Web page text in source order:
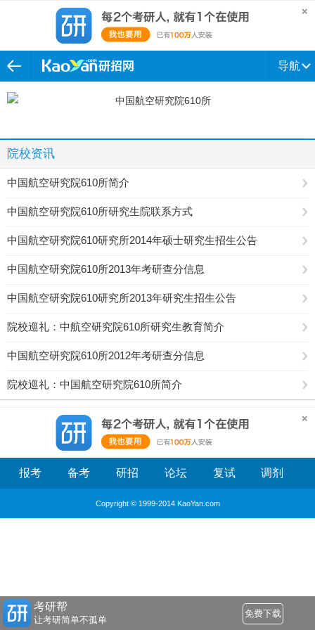
导航
院校资讯
中国航空研究院610所简介
中国航空研究院610所研究生院联系方式
中国航空研究院610研究所2014年硕士研究生招生公告
中国航空研究院610所2013年考研查分信息
中国航空研究院610研究所2013年研究生招生公告
院校巡礼：中航空研究院610所研究生教育简介
中国航空研究院610所2012年考研查分信息
院校巡礼：中国航空研究院610所简介
报考 备考 研招 论坛 复试 调剂
Copyright © 1999-2014 KaoYan.com
考研帮
让考研简单不孤单
免费下载